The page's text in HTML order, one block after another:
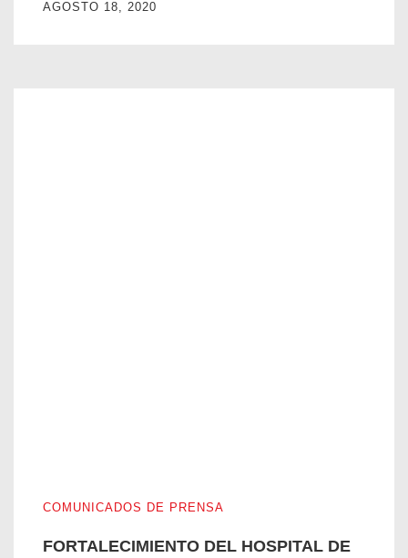
AGOSTO 18, 2020
COMUNICADOS DE PRENSA
FORTALECIMIENTO DEL HOSPITAL DE